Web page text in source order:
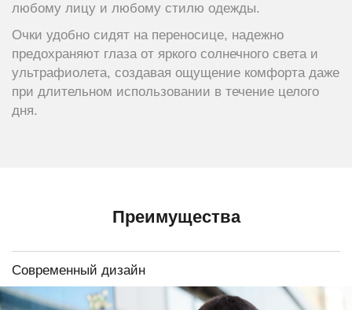
любому лицу и любому стилю одежды.
Очки удобно сидят на переносице, надежно
предохраняют глаза от яркого солнечного света и
ультрафиолета, создавая ощущение комфорта даже
при длительном использовании в течение целого
дня.
Преимущества
Современный дизайн